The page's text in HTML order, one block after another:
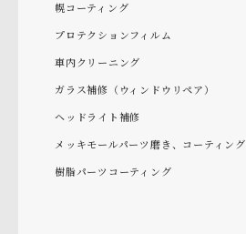
幌コーティング
プロテクションフィルム
車内クリーニング
ガラス補修（ウィンドウリペア）
ヘッドライト補修
メッキモールパーツ磨き、コーティング
樹脂パーツコーティング